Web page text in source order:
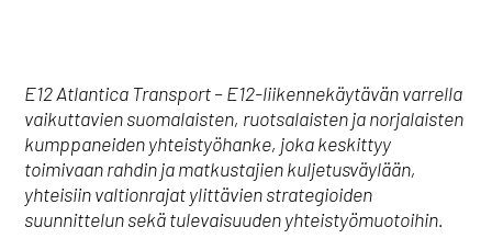
E12 Atlantica Transport – E12-liikennekäytävän varrella
vaikuttavien suomalaisten, ruotsalaisten ja norjalaisten
kumppaneiden yhteistyöhanke, joka keskittyy
toimivaan rahdin ja matkustajien kuljetusväylään,
yhteisiin valtionrajat ylittävien strategioiden
suunnittelun sekä tulevaisuuden yhteistyömuotoihin.